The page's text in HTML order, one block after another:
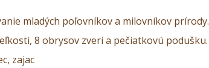
mladých poľovníkov a milovníkov prírody.
8 obrysov zveri a pečiatkovú podušku.
zajac